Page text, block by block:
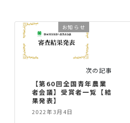
お知らせ
次の記事
【第60回全国青年農業
者会議】受賞者一覧【結
果発表】
2022年3月4日